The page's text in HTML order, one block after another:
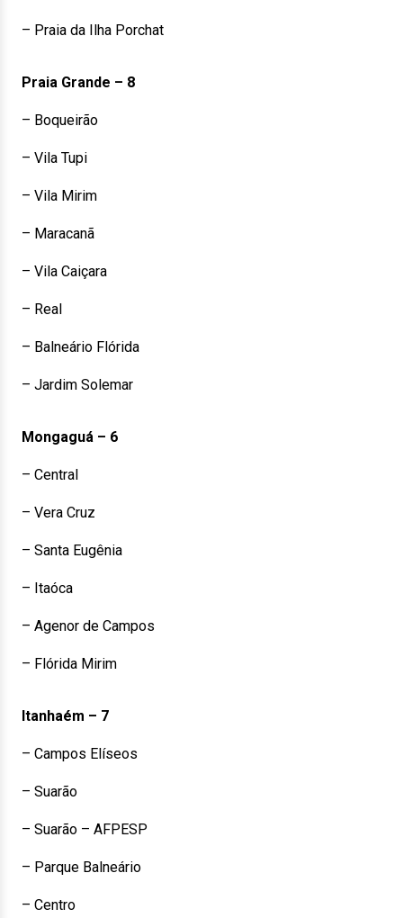
– Praia da Ilha Porchat
Praia Grande – 8
– Boqueirão
– Vila Tupi
– Vila Mirim
– Maracanã
– Vila Caiçara
– Real
– Balneário Flórida
– Jardim Solemar
Mongaguá – 6
– Central
– Vera Cruz
– Santa Eugênia
– Itaóca
– Agenor de Campos
– Flórida Mirim
Itanhaém – 7
– Campos Elíseos
– Suarão
– Suarão – AFPESP
– Parque Balneário
– Centro